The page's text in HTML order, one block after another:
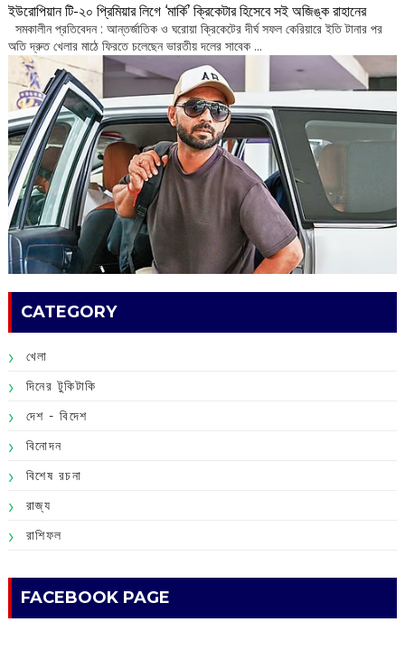
ইউরোপিয়ান টি-২০ প্রিমিয়ার লিগে ‘মার্কি’ ক্রিকেটার হিসেবে সই অজিঙ্ক রাহানের
সমকালীন প্রতিবেদন : আন্তর্জাতিক ও ঘরোয়া ক্রিকেটের দীর্ঘ সফল কেরিয়ারে ইতি টানার পর
অতি দ্রুত খেলার মাঠে ফিরতে চলেছেন ভারতীয় দলের সাবেক ...
CATEGORY
খেলা
দিনের টুকিটাকি
দেশ - বিদেশ
বিনোদন
বিশেষ রচনা
রাজ্য
রাশিফল
FACEBOOK PAGE